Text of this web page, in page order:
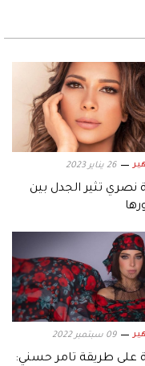
26 يناير 2023
نصري تثير الجدل بين
09 سبتمبر 2022
على طريقة تامر حسني: